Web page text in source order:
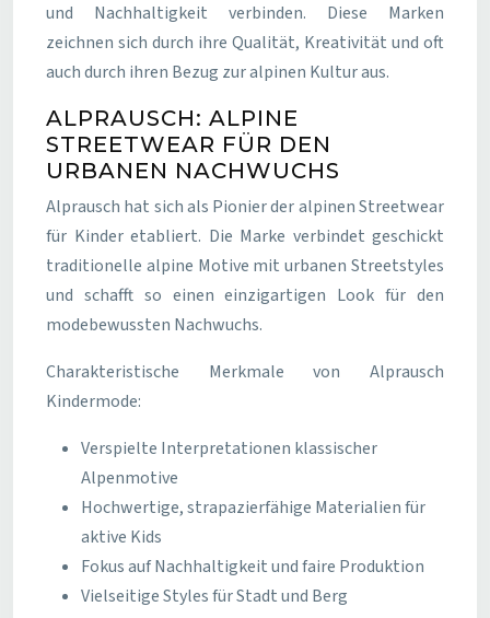
und Nachhaltigkeit verbinden. Diese Marken
zeichnen sich durch ihre Qualität, Kreativität und oft
auch durch ihren Bezug zur alpinen Kultur aus.
ALPRAUSCH: ALPINE
STREETWEAR FÜR DEN
URBANEN NACHWUCHS
Alprausch hat sich als Pionier der alpinen Streetwear
für Kinder etabliert. Die Marke verbindet geschickt
traditionelle alpine Motive mit urbanen Streetstyles
und schafft so einen einzigartigen Look für den
modebewussten Nachwuchs.
Charakteristische Merkmale von Alprausch
Kindermode:
Verspielte Interpretationen klassischer
Alpenmotive
Hochwertige, strapazierfähige Materialien für
aktive Kids
Fokus auf Nachhaltigkeit und faire Produktion
Vielseitige Styles für Stadt und Berg